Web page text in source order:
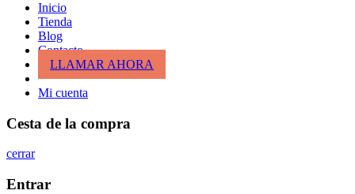
Inicio
Tienda
Blog
Contacto
LLAMAR AHORA
Mi cuenta
Cesta de la compra
cerrar
Entrar